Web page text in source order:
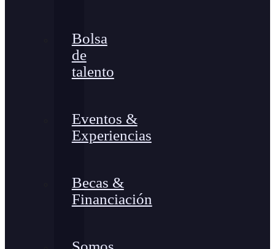
Bolsa
de
talento
Eventos &
Experiencias
Becas &
Financiación